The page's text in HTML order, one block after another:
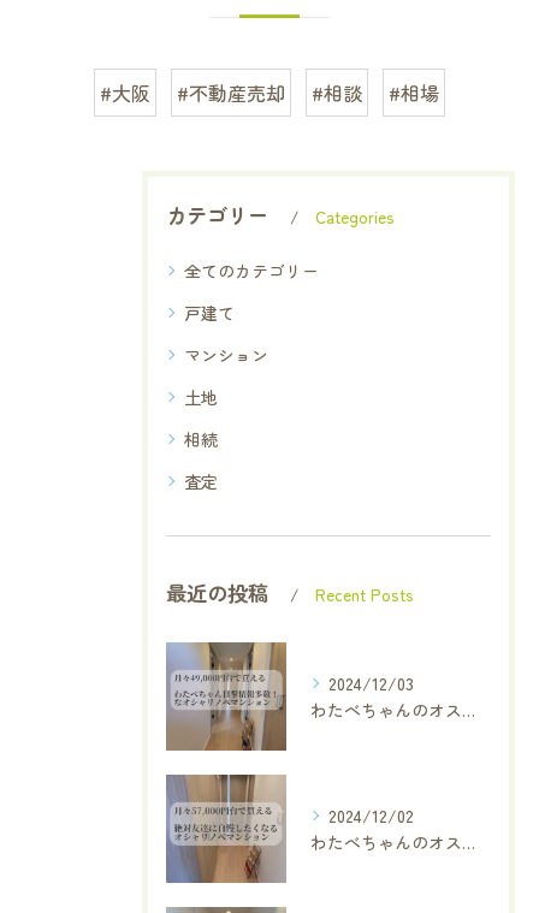
#大阪 #不動産売却 #相談 #相場
カテゴリー Categories
全てのカテゴリー
戸建て
マンション
土地
相続
査定
最近の投稿 Recent Posts
2024/12/03
わたべちゃんのオススメ厳選物件✨
2024/12/02
わたべちゃんのオススメ厳選物件✨